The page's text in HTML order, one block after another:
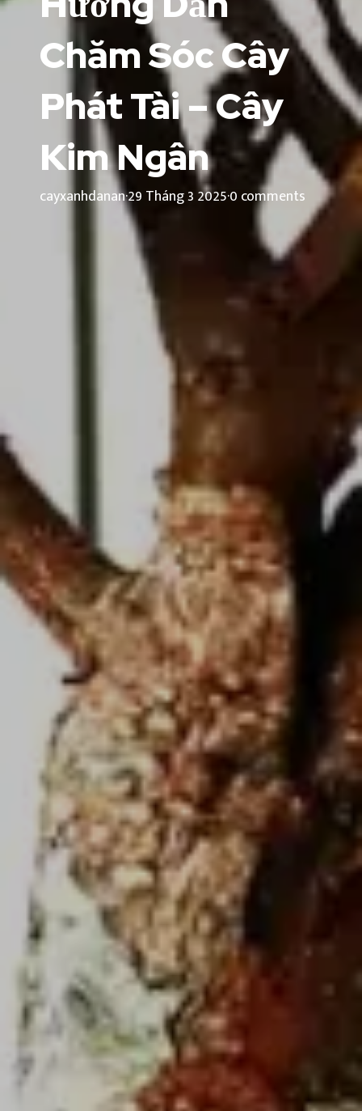
Chăm Sóc Cây
Phát Tài – Cây
Kim Ngân
cayxanhdanan·29 Tháng 3 2025·0 comments